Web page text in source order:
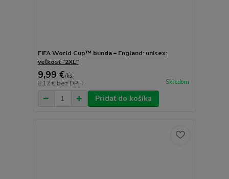
FIFA World Cup™ bunda – England: unisex:
veľkosť "2XL"
9,99 €/ks
8,12 € bez DPH Skladom
Pridať do košíka